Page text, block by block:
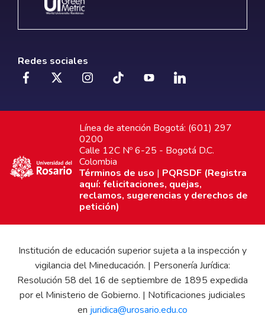
Redes sociales
Línea de atención Bogotá: (601) 297
0200
Calle 12C Nº 6-25 - Bogotá D.C.
Colombia
Términos de uso | PQRSDF (Registra
aquí: felicitaciones, quejas,
reclamos, sugerencias y derechos de
petición)
Institución de educación superior sujeta a la inspección y
vigilancia del Mineducación. | Personería Jurídica:
Resolución 58 del 16 de septiembre de 1895 expedida
por el Ministerio de Gobierno. | Notificaciones judiciales
en juridica@urosario.edu.co